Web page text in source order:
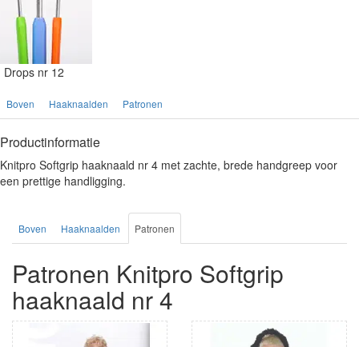
Drops nr 12
Boven Haaknaalden Patronen
Productinformatie
Knitpro Softgrip haaknaald nr 4 met zachte, brede handgreep voor
een prettige handligging.
Boven Haaknaalden Patronen
Patronen Knitpro Softgrip
haaknaald nr 4